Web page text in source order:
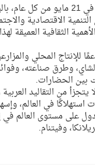
تحتفي دول العالم في 21 مايو
الاقتصادية
الثقافية العميقة
للإنتاج المحلي
وطرق صناعته،
بين الحضارات.
من التقاليد
على مستوى العالم في
وفيتنام.